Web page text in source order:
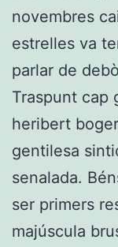
novembres
estrelles va
parlar de
Traspunt cap
heribert
gentilesa
senalada.
ser primers
majúscula